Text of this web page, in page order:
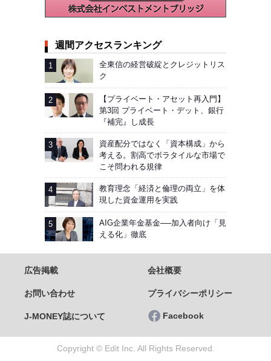
週間アクセスランキング
全東信の経営破綻とクレジットリス
ク
【プライベート・アセット再入門】
第3回 プライベート・デット、銀行
『補完』し成長
資産配分ではなく「資本構成」から
考える。割高でボラタイルな市場で
こそ問われる規律
教育理念「経済と倫理の両立」を体
現した資金運用を実践
AIG企業年金基金──加入者向け「見
える化」徹底
広告掲載 会社概要
お問い合わせ プライバシーポリシー
J-MONEY誌について Facebook
Copyright © Edit Inc. All Rights Reserved.